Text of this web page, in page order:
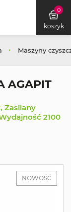
0
koszyk
Maszyny
AGAPIT
Zasilany
2100
NOWOŚĆ